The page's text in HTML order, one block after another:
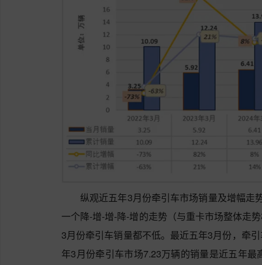
纵观近五年3月份牵引车市场销量及增幅走
一个降-增-增-降-增的走势（与重卡市场整体走
3月份牵引车销量都不低。最近五年3月份，牵
年3月份牵引车市场7.23万辆的销量是近五年